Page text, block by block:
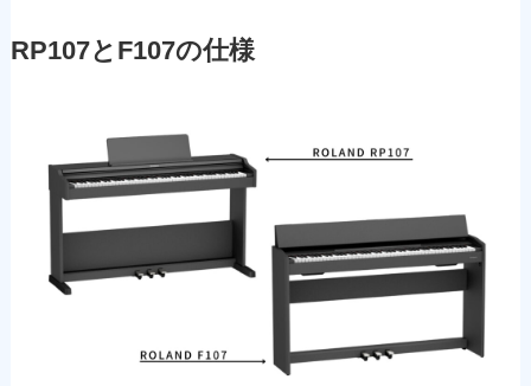
RP107とF107の仕様